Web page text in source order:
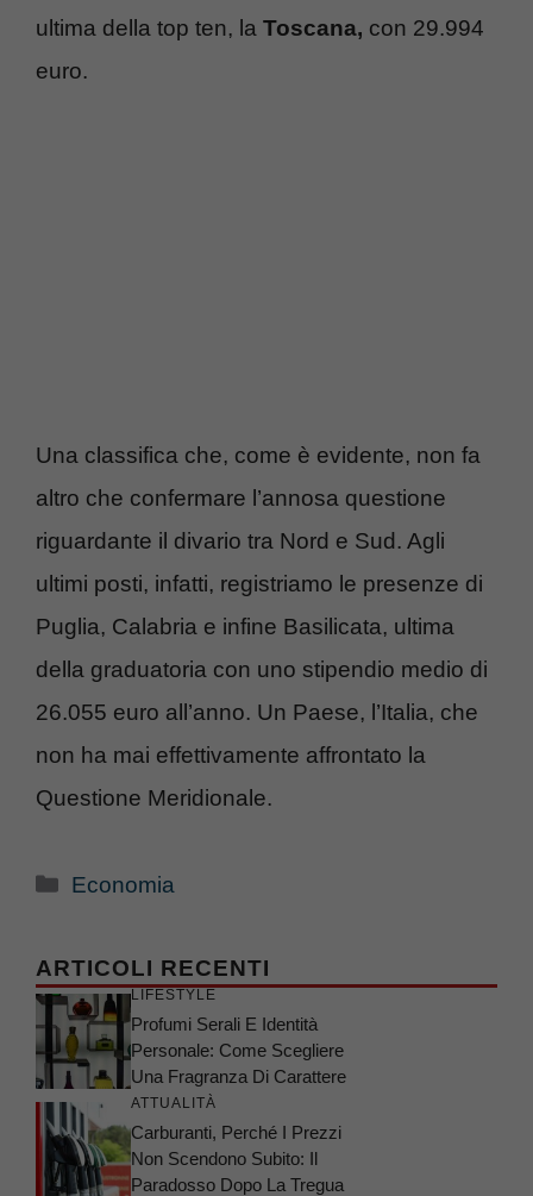
ultima della top ten, la Toscana, con 29.994
euro.
Una classifica che, come è evidente, non fa
altro che confermare l’annosa questione
riguardante il divario tra Nord e Sud. Agli
ultimi posti, infatti, registriamo le presenze di
Puglia, Calabria e infine Basilicata, ultima
della graduatoria con uno stipendio medio di
26.055 euro all’anno. Un Paese, l’Italia, che
non ha mai effettivamente affrontato la
Questione Meridionale.
Categorie
Economia
ARTICOLI RECENTI
LIFESTYLE
Profumi Serali E Identità
Personale: Come Scegliere
Una Fragranza Di Carattere
ATTUALITÀ
Carburanti, Perché I Prezzi
Non Scendono Subito: Il
Paradosso Dopo La Tregua